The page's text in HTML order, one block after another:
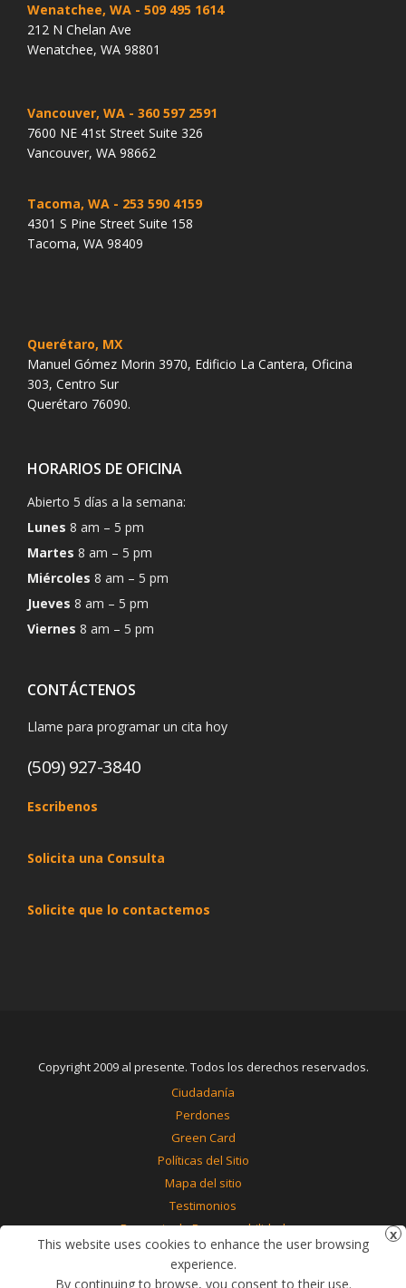
Wenatchee, WA - 509 495 1614
212 N Chelan Ave
Wenatchee, WA 98801
Vancouver, WA - 360 597 2591
7600 NE 41st Street Suite 326
Vancouver, WA 98662
Tacoma, WA - 253 590 4159
4301 S Pine Street Suite 158
Tacoma, WA 98409
Querétaro, MX
Manuel Gómez Morin 3970, Edificio La Cantera, Oficina
303, Centro Sur
Querétaro 76090.
HORARIOS DE OFICINA
Abierto 5 días a la semana:
Lunes 8 am – 5 pm
Martes 8 am – 5 pm
Miércoles 8 am – 5 pm
Jueves 8 am – 5 pm
Viernes 8 am – 5 pm
CONTÁCTENOS
Llame para programar un cita hoy
(509) 927-3840
Escribenos
Solicita una Consulta
Solicite que lo contactemos
Copyright 2009 al presente. Todos los derechos reservados.
Ciudadanía
Perdones
Green Card
Políticas del Sitio
Mapa del sitio
Testimonios
Renuncia de Responsabilidad
Contáctenos
This website uses cookies to enhance the user browsing
experience.
By continuing to browse, you consent to their use.